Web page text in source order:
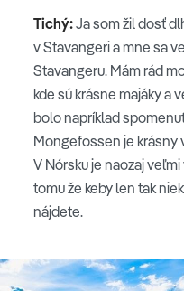
Tichý:Ja som žil dosť
v Stavangeri a mne sa
Stavangeru. Mám rád
kde sú krásne majáky a
bolo napríklad
Mongefossen je krásny
V Nórsku je naozaj
tomu že keby len tak
nájdete.